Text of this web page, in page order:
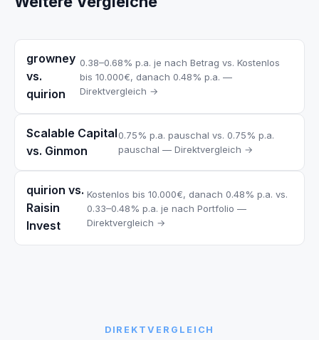
growney
vs.
quirion
0.38–0.68% p.a. je nach Betrag vs. Kostenlos
bis 10.000€, danach 0.48% p.a. —
Direktvergleich →
Scalable Capital
vs. Ginmon
0.75% p.a. pauschal vs. 0.75% p.a.
pauschal — Direktvergleich →
quirion vs.
Raisin
Invest
Kostenlos bis 10.000€, danach 0.48% p.a. vs.
0.33–0.48% p.a. je nach Portfolio —
Direktvergleich →
DIREKTVERGLEICH